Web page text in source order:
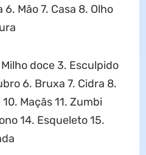
Mão 7. Casa 8. Olho
Milho doce 3. Esculpido
6. Bruxa 7. Cidra 8.
Maçãs 11. Zumbi
14. Esqueleto 15.